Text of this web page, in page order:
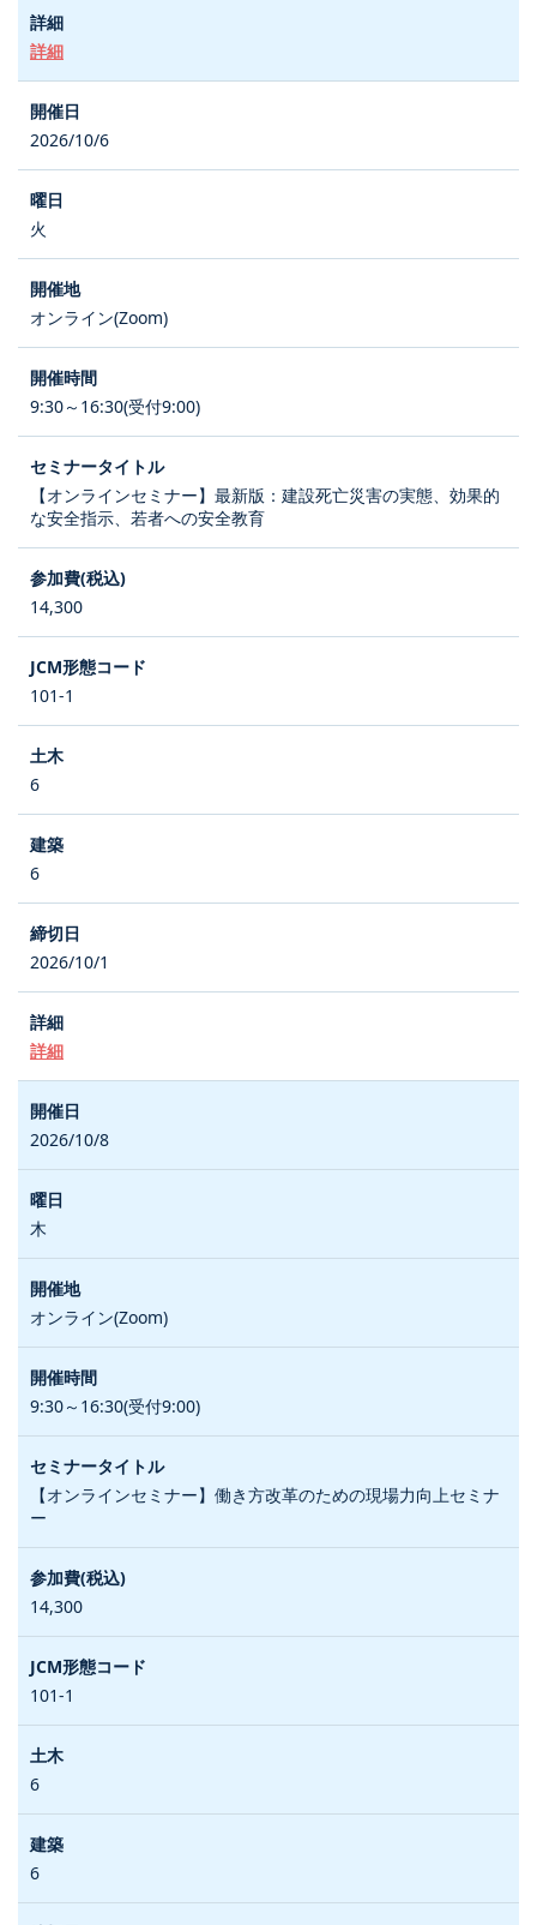
詳細
2026/10/6
火
オンライン(Zoom)
9:30～16:30(受付9:00)
【オンラインセミナー】最新版：建設死亡災害の実態、効果的
な安全指示、若者への安全教育
14,300
101-1
6
6
2026/10/1
詳細
2026/10/8
木
オンライン(Zoom)
9:30～16:30(受付9:00)
【オンラインセミナー】働き方改革のための現場力向上セミナ
ー
14,300
101-1
6
6